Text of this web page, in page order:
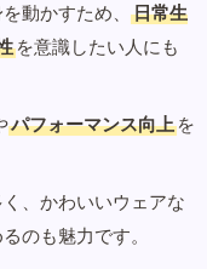
動かすため、
日常生
を意識したい人にも
パフォーマンス向上 を
、かわいいウェアな
のも魅力です。